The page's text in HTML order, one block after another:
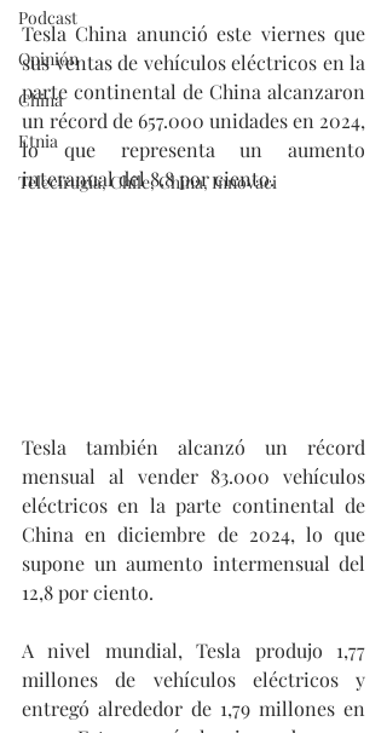
Podcast
Opinión
China
Etnia
Telecirugía, Chile, China, Innovaci
Tesla China anunció este viernes que
sus ventas de vehículos eléctricos en la
parte continental de China alcanzaron
un récord de 657.000 unidades en 2024,
lo que representa un aumento
interanual del 8,8 por ciento.
Tesla también alcanzó un récord
mensual al vender 83.000 vehículos
eléctricos en la parte continental de
China en diciembre de 2024, lo que
supone un aumento intermensual del
12,8 por ciento.
A nivel mundial, Tesla produjo 1,77
millones de vehículos eléctricos y
entregó alrededor de 1,79 millones en